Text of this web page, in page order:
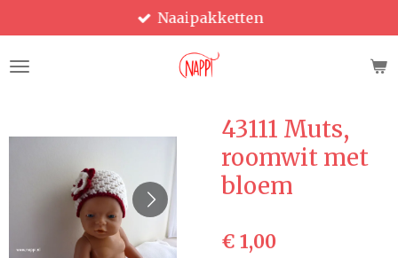
direct
naar
Naaipakketten
43111 Muts,
roomwit met
bloem
€ 1,00